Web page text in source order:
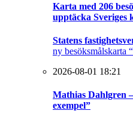
Karta med 206
upptäcka Sveriges
Statens
ny besöksmålskarta
2026-08-01 18:21
Mathias Dahlgren
exempel”